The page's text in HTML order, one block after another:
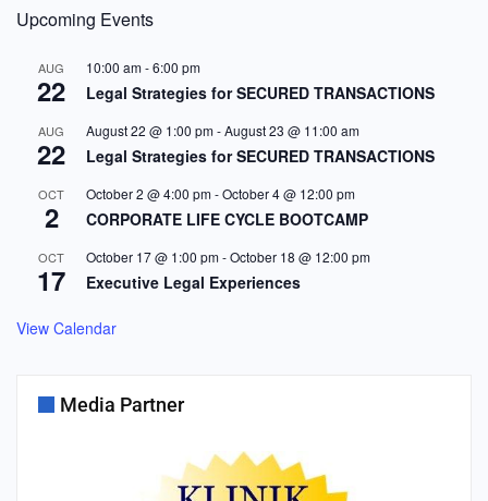
Upcoming Events
AUG
22
10:00 am-6:00 pm
Legal Strategies for SECURED TRANSACTIONS
AUG
22
August 22 @ 1:00 pm-August 23 @ 11:00 am
Legal Strategies for SECURED TRANSACTIONS
OCT
2
October 2 @ 4:00 pm-October 4 @ 12:00 pm
CORPORATE LIFE CYCLE BOOTCAMP
OCT
17
October 17 @ 1:00 pm-October 18 @ 12:00 pm
Executive Legal Experiences
View Calendar
Media Partner